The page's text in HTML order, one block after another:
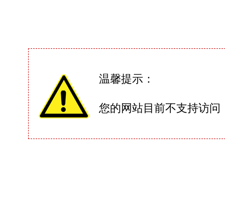
温馨提示：
您的网站目前不支持访